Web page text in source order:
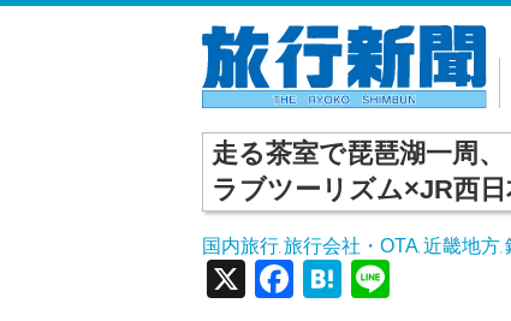
走る茶室で琵琶湖一周
ラブツーリズム×JR西日
国内旅行 旅行会社・OTA 近畿地方 ,
X Facebook
Hatena